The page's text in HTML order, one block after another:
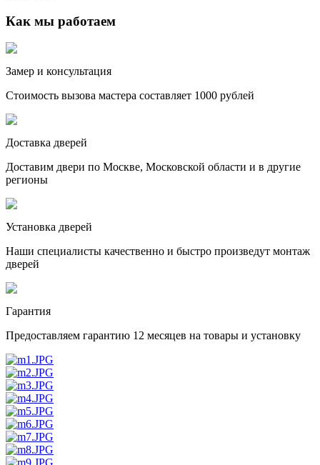
Как мы работаем
Замер и консультация
Стоимость вызова мастера составляет 1000 рублей
Доставка дверей
Доставим двери по Москве, Московской области и в другие
регионы
Установка дверей
Наши специалисты качественно и быстро произведут монтаж
дверей
Гарантия
Предоставляем гарантию 12 месяцев на товары и установку